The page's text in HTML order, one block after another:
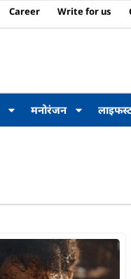
Career Write for us
मनोरंजन